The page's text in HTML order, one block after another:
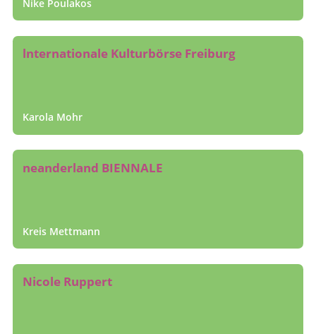
Nike Poulakos
lnternationale Kulturbörse Freiburg
Karola Mohr
neanderland BIENNALE
Kreis Mettmann
Nicole Ruppert